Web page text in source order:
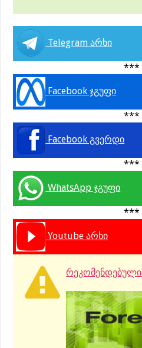
Telegram არხი
***
Facebook ჯგუფი
***
Facebook გვერდი
***
WhatsApp ჯგუფი
***
Youtube არხი